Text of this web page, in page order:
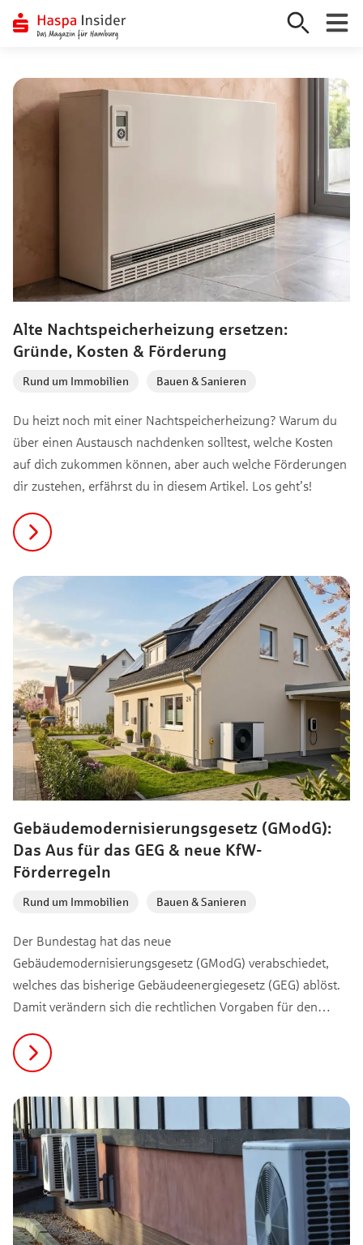
springen
Alte Nachtspeicherheizung ersetzen:
Gründe, Kosten & Förderung
Rund um Immobilien Bauen & Sanieren
Du heizt noch mit einer Nachtspeicherheizung? Warum du
über einen Austausch nachdenken solltest, welche Kosten
auf dich zukommen können, aber auch welche Förderungen
dir zustehen, erfährst du in diesem Artikel. Los geht’s!
Gebäudemodernisierungsgesetz (GModG):
Das Aus für das GEG & neue KfW-
Förderregeln
Rund um Immobilien Bauen & Sanieren
Der Bundestag hat das neue
Gebäudemodernisierungsgesetz (GModG) verabschiedet,
welches das bisherige Gebäudeenergiegesetz (GEG) ablöst.
Damit verändern sich die rechtlichen Vorgaben für den
grundlegend. Parallel dazu wurden zum 21.7.26 die
Konditionen der staatlichen KfW-Förderung angepasst. In
diesem Artikel erhältst du einen Überblick über die aktuellen
Bestimmungen und die Frage, warum der Umstieg auf
nachhaltige Heizsysteme langfristig sinnvoll bleibt.